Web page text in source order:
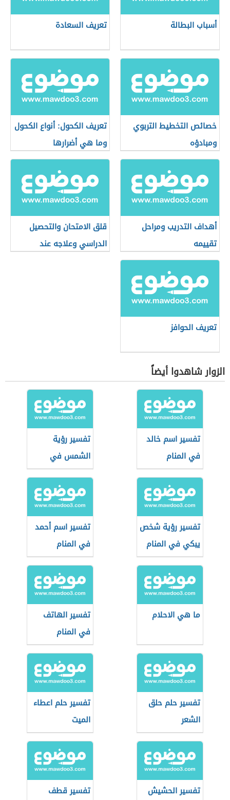
أسباب البطالة تعريف السعادة
خصائص التخطيط التربوي
ومبادؤه
تعريف الكحول: أنواع الكحول
وما هي أضرارها
أهداف التدريب ومراحل
تقييمه
قلق الامتحان والتحصيل
الدراسي وعلاجه عند
تعريف الحوافز
الزوار شاهدوا أيضاً
تفسير اسم خالد
في المنام
تفسير رؤية
الشمس في
المنام
تفسير رؤية شخص
يبكي في المنام
تفسير اسم أحمد
في المنام
ما هي الاحلام
تفسير الهاتف
في المنام
تفسير حلم حلق
الشعر
تفسير حلم اعطاء
الميت
تفسير الحشيش
تفسير قطف